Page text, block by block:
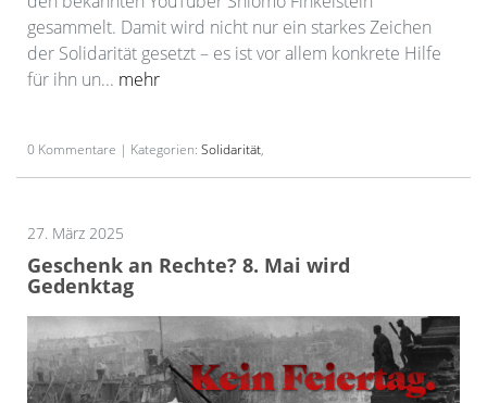
gesammelt. Damit wird nicht nur ein starkes Zeichen
der Solidarität gesetzt – es ist vor allem konkrete Hilfe
für ihn un... mehr
0 Kommentare | Kategorien: Solidarität,
27. März 2025
Geschenk an Rechte? 8. Mai wird
Gedenktag